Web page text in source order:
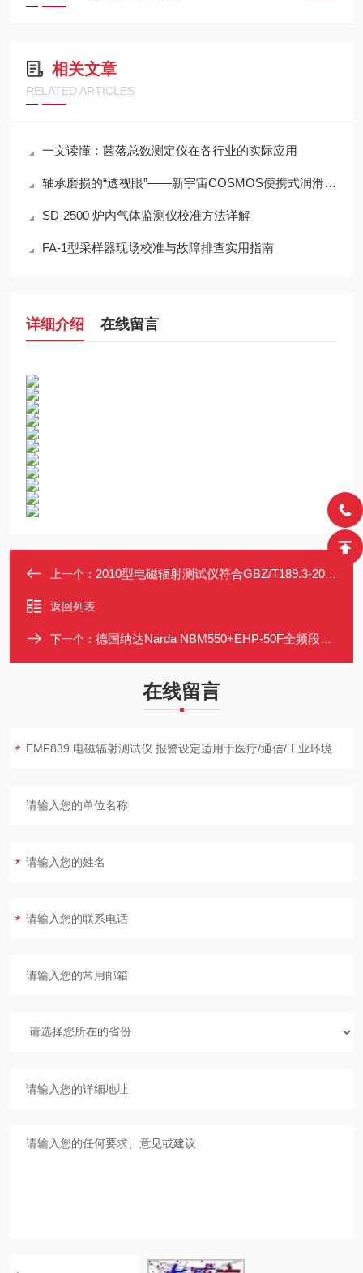
相关文章
RELATED ARTICLES
一文读懂：菌落总数测定仪在各行业的实际应用
轴承磨损的“透视眼”——新宇宙COSMOS便携式润滑脂铁粉浓度计SDM-72
SD-2500 炉内气体监测仪校准方法详解
FA-1型采样器现场校准与故障排查实用指南
详细介绍 在线留言
上一个： 2010型电磁辐射测试仪符合GBZ/T189.3-2018第三部分 1Hz~100KHz
返回列表
下一个： 德国纳达Narda NBM550+EHP-50F全频段电磁场安全测量仪套装
在线留言